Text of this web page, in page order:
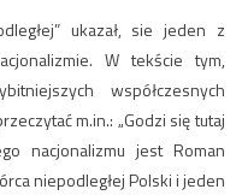
ukazał, sie jeden z
W tekście tym,
współczesnych
m.in.: „Godzi się tutaj
nacjonalizmu jest Roman
niepodległej Polski i jeden